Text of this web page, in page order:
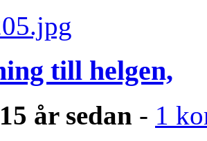
till helgen,
år sedan - 1